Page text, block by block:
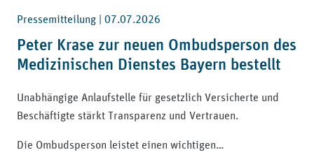
Pressemitteilung | 07.07.2026
Peter Krase zur neuen Ombudsperson des
Medizinischen Dienstes Bayern bestellt
Unabhängige Anlaufstelle für gesetzlich Versicherte und
Beschäftigte stärkt Transparenz und Vertrauen.
Die Ombudsperson leistet einen wichtigen…